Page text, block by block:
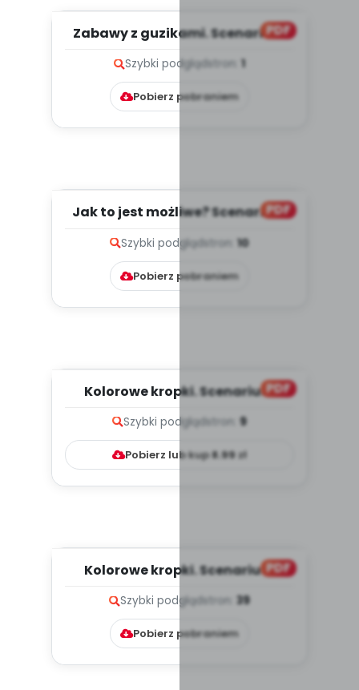
PDF
Zabawy z guzikami. Scenariusz
Szybki podglądstron: 1
Pobierz pobraniem
PDF
Jak to jest możliwe? Scenariusz
Szybki podglądstron: 10
Pobierz pobraniem
PDF
Kolorowe kropki. Scenariusz
Szybki podglądstron: 9
Pobierz lub kup8.99zł
PDF
Kolorowe kropki. Scenariusz
Szybki podgląd stron: 39
Pobierz pobraniem